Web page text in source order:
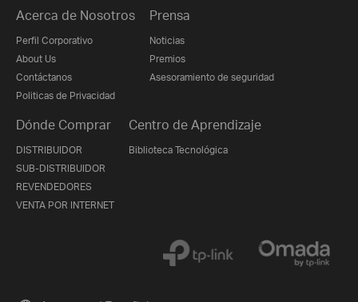
Acerca de Nosotros
Perfil Corporativo
About Us
Contáctanos
Politicas de Privacidad
Prensa
Noticias
Premios
Asesoramiento de seguridad
Dónde Comprar
DISTRIBUIDOR
SUB-DISTRIBUIDOR
REVENDEDORES
VENTA POR INTERNET
Centro de Aprendizaje
Biblioteca Tecnológica